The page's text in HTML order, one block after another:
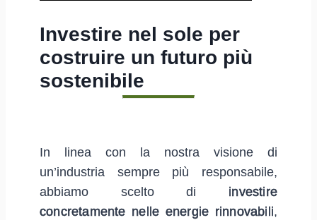
Investire nel sole per
costruire un futuro più
sostenibile
In linea con la nostra visione di
un’industria sempre più responsabile,
abbiamo scelto di investire
concretamente nelle energie rinnovabili,